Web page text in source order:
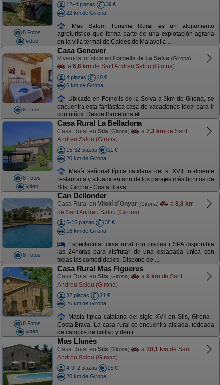
8 Fotos
Video
12+4 plazas
30 €
22 km de Girona
Mas Salom Turisme Rural es un alojamiento
agroturístico que forma parte de una explotación agraria
en la villa termal de Caldes de Malavella ...
8 Fotos
Casa Genover
Vivienda turística en Fornells de La Selva (Girona)
a 6,6 km de Sant Andreu Salou (Girona)
4 plazas
40 €
6 km de Girona
Ubicado en Fornells de la Selva a 3km de Girona, se
encuentra esta fantástica casa de vacaciones ideal para ir
con niños. Desde Barcelona el ...
8 Fotos
Video
Casa Rural La Belladona
Casa Rural en Sils (Girona) a 7,3 km de Sant
Andreu Salou (Girona)
15-32 plazas
21 €
20 km de Girona
Masía señorial típica catalana del s. XVII totalmente
restaurada y situada en uno de los parajes más bonitos de
Sils, Girona - Costa Brava. ...
8 Fotos
Can Dellonder
Casa Rural en Vilobí d´Onyar (Girona) a 8,8 km
de Sant Andreu Salou (Girona)
5-15 plazas
35 €
16 km de Girona
Espectacular casa rural con piscina i SPA disponible
las 24horas para disfrutar de una escapada única con
todas las comodidades. Dispone de ...
8 Fotos
Video
Casa Rural Mas Figueres
Casa Rural en Sils (Girona) a 9 km de Sant
Andreu Salou (Girona)
32 plazas
21 €
20 km de Girona
Masía típica catalana del siglo XVII en Sils, Girona -
Costa Brava. La casa rural se encuentra aislada, rodeada
de campos de cultivo y dentr ...
Mas Llunès
Casa Rural en Sils (Girona) a 10,1 km de Sant
Andreu Salou (Girona)
4-9+2 plazas
25 €
20 km de Girona